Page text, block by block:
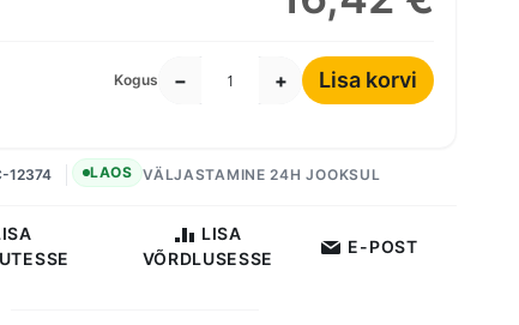
Kogus − + Lisa korvi
VÄLJASTAMINE 24H JOOKSUL
12374 LAOS
LISA
VÕRDLUSESSE
E-POST